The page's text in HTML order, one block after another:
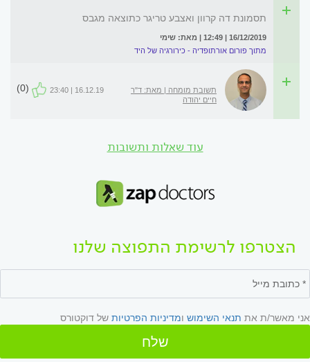
תסמונת דה קרוון ואצבע טריגר כתוצאה מגבס
16/12/2019 | 12:49 | מאת: שימי
מתוך פורום אורתופדיה - כירורגיה של היד
תשובת מומחה | מאת: ד"ר
חיים יהודה
16.12.19 | 23:40
(0)
עוד שאלות ותשובות
הצטרפו לרשימת התפוצה שלנו
אני מאשר/ת את תנאי השימוש ומדיניות הפרטיות של דוקטורס
שלח